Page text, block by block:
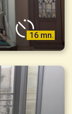
16 mn.